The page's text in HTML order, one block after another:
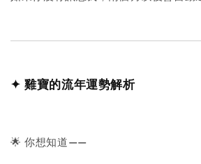
✦ 雞寶的流年運勢解析
🌟 你想知道——